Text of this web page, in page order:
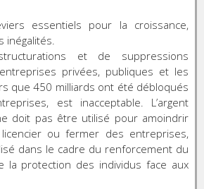
essentiels pour la croissance,
inégalités.
et de suppressions
privées, publiques et les
que 450 milliards ont été débloqués
est inacceptable. L’argent
doit pas être utilisé pour amoindrir
ou fermer des entreprises,
dans le cadre du renforcement du
la protection des individus face aux